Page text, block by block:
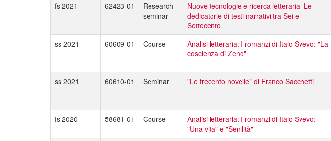
fs 2021
62423-01
Research
seminar
Nuove tecnologie e ricerca letteraria: Le
dedicatorie di testi narrativi tra Sei e
Settecento
ss 2021
60609-01 Course
Analisi letteraria: I romanzi di Italo Svevo: "La
coscienza di Zeno"
ss 2021
60610-01 Seminar "Le trecento novelle" di Franco Sacchetti
fs 2020
58681-01 Course
Analisi letteraria: I romanzi di Italo Svevo:
"Una vita" e "Senilità"